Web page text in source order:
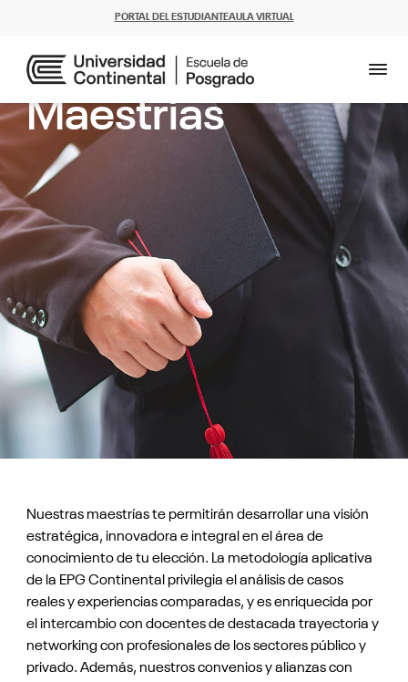
PORTAL DEL ESTUDIANTEAULA VIRTUAL
Maestrías
Nuestras maestrías te permitirán desarrollar una visión
estratégica, innovadora e integral en el área de
conocimiento de tu elección. La metodología aplicativa
de la EPG Continental privilegia el análisis de casos
reales y experiencias comparadas, y es enriquecida por
el intercambio con docentes de destacada trayectoria y
networking con profesionales de los sectores público y
privado. Además, nuestros convenios y alianzas con